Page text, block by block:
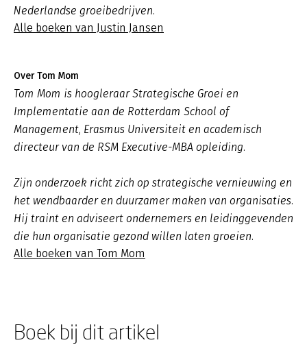
Nederlandse groeibedrijven.
Alle boeken van Justin Jansen
Over Tom Mom
Tom Mom is hoogleraar Strategische Groei en
Implementatie aan de Rotterdam School of
Management, Erasmus Universiteit en academisch
directeur van de RSM Executive-MBA opleiding.
Zijn onderzoek richt zich op strategische vernieuwing en
het wendbaarder en duurzamer maken van organisaties.
Hij traint en adviseert ondernemers en leidinggevenden
die hun organisatie gezond willen laten groeien.
Alle boeken van Tom Mom
Boek bij dit artikel